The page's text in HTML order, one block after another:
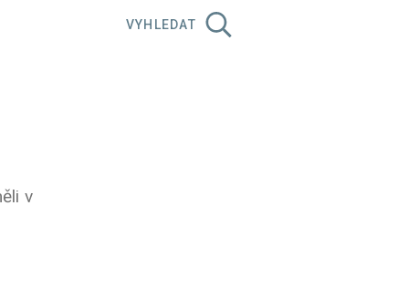
VYHLEDAT
v